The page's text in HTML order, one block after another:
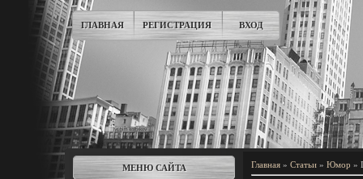
ГЛАВНАЯ РЕГИСТРАЦИЯ ВХОД
МЕНЮ САЙТА Главная » Статьи » Юмор »